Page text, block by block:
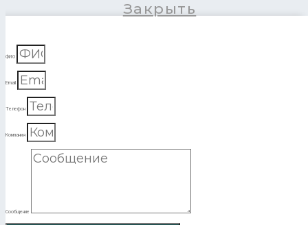
Закрыть
ФИО
Email
Телефон
Компания
Сообщение